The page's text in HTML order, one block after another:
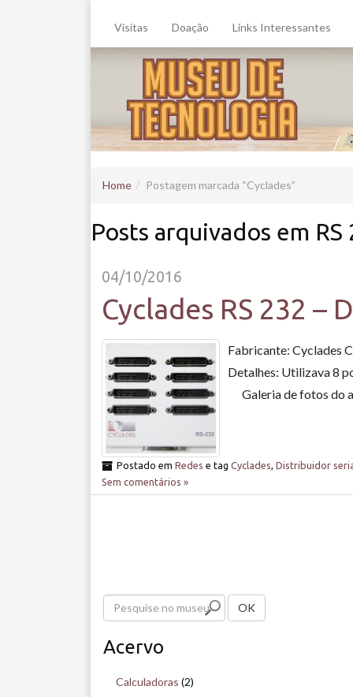
Visitas Doação Links Interessantes
Home Postagem marcada Cyclades
Posts arquivados em RS
04/10/2016
Cyclades RS 232 –
Fabricante: Cyclades
Detalhes: Utilizava 8
Galeria de fotos do
Postado em Redes e tag Cyclades Distribuidor
Sem comentários »
s
OK
Acervo
Calculadoras (2)